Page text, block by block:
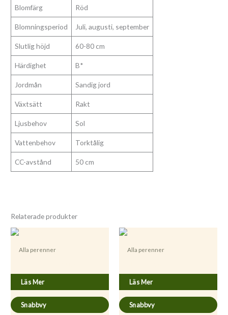
Blomfärg Röd
Blomningsperiod Juli, augusti, september
Slutlig höjd 60-80 cm
Härdighet B*
Jordmån Sandig jord
Växtsätt Rakt
Ljusbehov Sol
Vattenbehov Torktålig
CC-avstånd 50 cm
Relaterade produkter
Alla perenner
Läs Mer
Snabbvy
Alla perenner
Läs Mer
Snabbvy